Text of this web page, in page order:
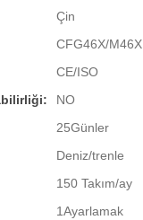
Çin
CFG46X/M46X
CE/ISO
NO
25Günler
Deniz/trenle
150 Takım/ay
1Ayarlamak